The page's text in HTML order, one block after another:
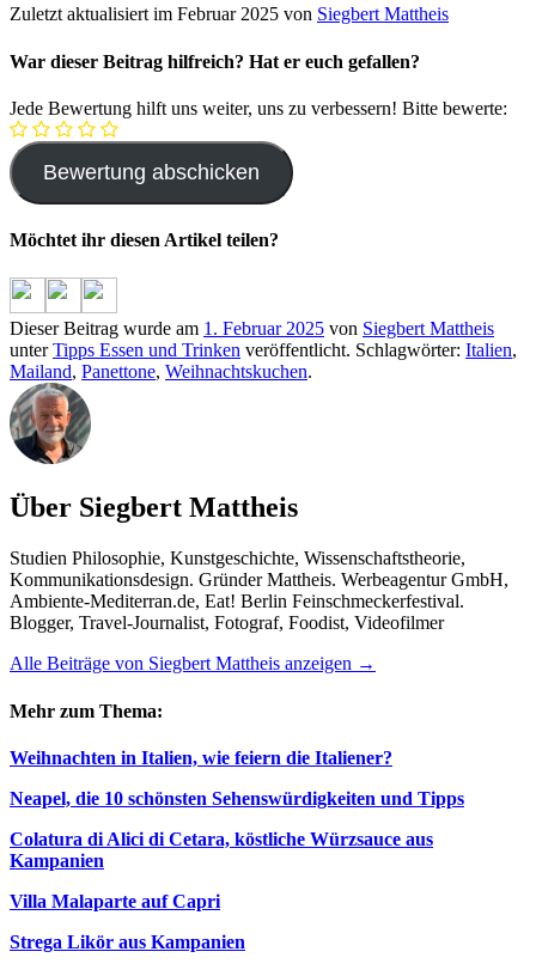
Zuletzt aktualisiert im Februar 2025 von Siegbert Mattheis
War dieser Beitrag hilfreich? Hat er euch gefallen?
Jede Bewertung hilft uns weiter, uns zu verbessern! Bitte bewerte:
Möchtet ihr diesen Artikel teilen?
Dieser Beitrag wurde am 1. Februar 2025 von Siegbert Mattheis
unterTipps Essen und Trinken veröffentlicht. Schlagwörter: Italien,
Mailand, Panettone, Weihnachtskuchen.
Über Siegbert Mattheis
Studien Philosophie, Kunstgeschichte, Wissenschaftstheorie,
Kommunikationsdesign. Gründer Mattheis. Werbeagentur GmbH,
Ambiente-Mediterran.de, Eat! Berlin Feinschmeckerfestival.
Blogger, Travel-Journalist, Fotograf, Foodist, Videofilmer
Alle Beiträge von Siegbert Mattheis anzeigen →
Mehr zum Thema:
Weihnachten in Italien, wie feiern die Italiener?
Neapel, die 10 schönsten Sehenswürdigkeiten und Tipps
Colatura di Alici di Cetara, köstliche Würzsauce aus
Kampanien
Villa Malaparte auf Capri
Strega Likör aus Kampanien